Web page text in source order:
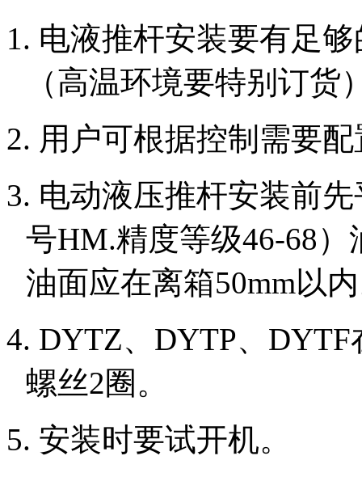
1. 电液推杆安装要有足
（高温环境要特别订货
2. 用户可根据控制需要
3. 电动液压推杆安装前
号HM.精度等级46-68）
油面应在离箱50mm以
4. DYTZ、 DYTP、 DYTF
螺丝2圈。
5. 安装时要试开机。